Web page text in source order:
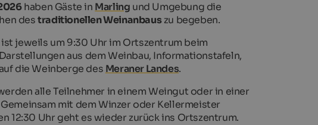
haben Gäste in Marling und Umgebung die
destraditionellen Weinanbauszu begeben.
ist jeweils um 9:30 Uhr im Ortszentrum beim
aus dem Weinbau, Informationstafeln,
die Weinberge des Meraner Landes.
alle Teilnehmer in einem Weingut oder in einer
mit dem Winzer oder Kellermeister
12:30 Uhr geht es wieder zurück ins Ortszentrum.